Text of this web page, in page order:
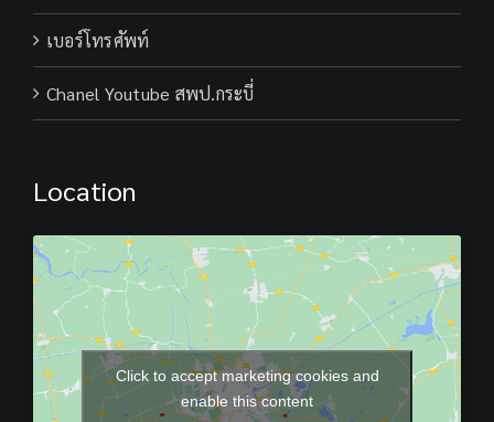
เบอร์โทรศัพท์
Chanel Youtube สพป.กระบี่
Location
Click to accept marketing cookies and
enable this content